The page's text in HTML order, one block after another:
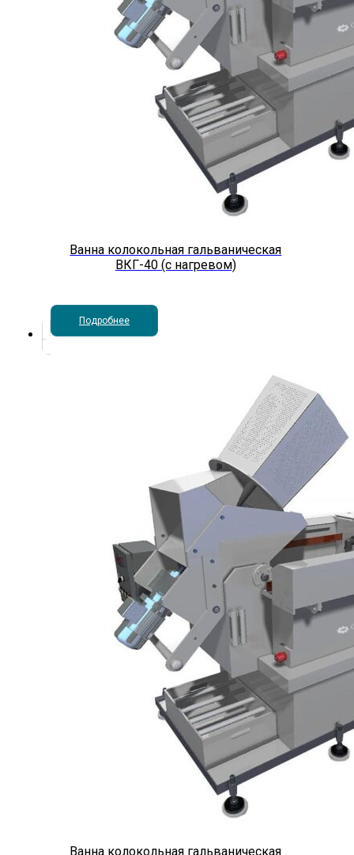
Ванна колокольная гальваническая
ВКГ-40 (с нагревом)
Подробнее
Ванна колокольная гальваническая